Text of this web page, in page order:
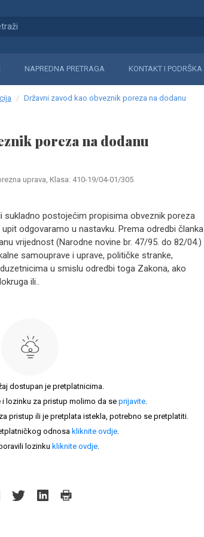
NAPREDNA PRETRAGA KONTAKT I PODRŠKA
Državni zavod kao obveznik poreza na dodanu
poreza na dodanu
uprava, Klasa: 410-19/04-01/305
sukladno postojećim propisima obveznik poreza
odgovaramo u nastavku. Prema odredbi članka
vrijednost (Narodne novine br. 47/95. do 82/04.)
samouprave i uprave, političke stranke,
u smislu odredbi toga Zakona, ako
ili..
dostupan je pretplatnicima.
lozinku za pristup molimo da se prijavite.
pristup ili je pretplata istekla, potrebno se pretplatiti.
odnosa kliknite ovdje.
lozinku kliknite ovdje.